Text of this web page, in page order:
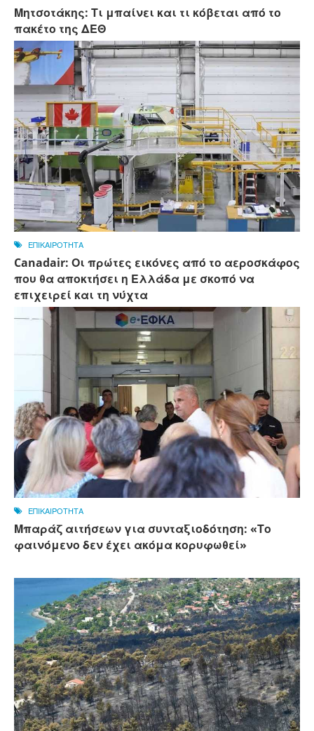
Μητσοτάκης: Τι μπαίνει και τι κόβεται από το
πακέτο της ΔΕΘ
ΕΠΙΚΑΙΡΟΤΗΤΑ
Canadair: Οι πρώτες εικόνες από το αεροσκάφος
που θα αποκτήσει η Ελλάδα με σκοπό να
επιχειρεί και τη νύχτα
ΕΠΙΚΑΙΡΟΤΗΤΑ
Μπαράζ αιτήσεων για συνταξιοδότηση: «Το
φαινόμενο δεν έχει ακόμα κορυφωθεί»